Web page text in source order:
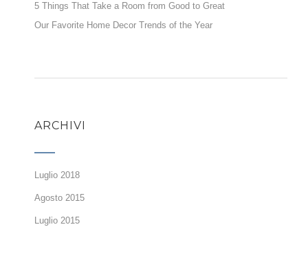
5 Things That Take a Room from Good to Great
Our Favorite Home Decor Trends of the Year
ARCHIVI
Luglio 2018
Agosto 2015
Luglio 2015